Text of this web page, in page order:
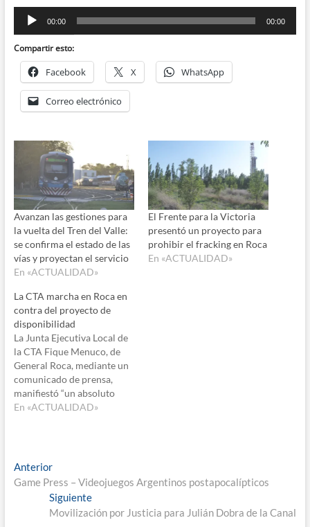
Reproductor
audio
00:00 00:00
Compartir esto:
Facebook X WhatsApp
Correo electrónico
Avanzan las gestiones para
la vuelta del Tren del Valle:
se confirma el estado de las
vías y proyectan el servicio
En «ACTUALIDAD»
El Frente para la Victoria
presentó un proyecto para
prohibir el fracking en Roca
En «ACTUALIDAD»
La CTA marcha en Roca en
contra del proyecto de
disponibilidad
La Junta Ejecutiva Local de
la CTA Fique Menuco, de
General Roca, mediante un
comunicado de prensa,
manifiestó “un absoluto
repudio a las medidas del
trabajadores estatales
contratados y de planta
permanente, con inminente
peligro de su fuente laboral,
En «ACTUALIDAD»
Navegación
de
entradas
AnteriorEntrada
anterior:
Game Press – Videojuegos Argentinos postapocalípticos
SiguienteEntrada
siguiente:
Movilización por Justicia para Julián Dobra de la Canal